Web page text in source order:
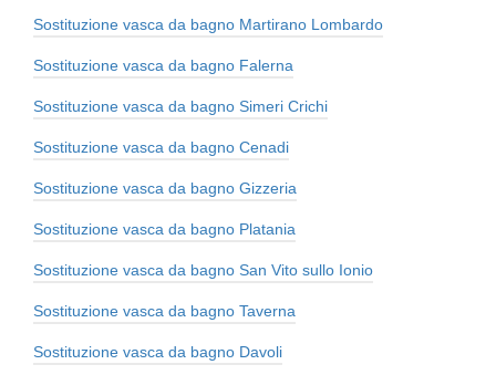
Sostituzione vasca da bagno Martirano Lombardo
Sostituzione vasca da bagno Falerna
Sostituzione vasca da bagno Simeri Crichi
Sostituzione vasca da bagno Cenadi
Sostituzione vasca da bagno Gizzeria
Sostituzione vasca da bagno Platania
Sostituzione vasca da bagno San Vito sullo Ionio
Sostituzione vasca da bagno Taverna
Sostituzione vasca da bagno Davoli